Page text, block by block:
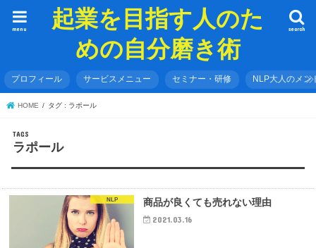
起業を目指す人のた
めの自分磨き術
search
menu
プロフィール サービスメニュー セミナー・研修 NLP大人のメン
HOME タグ : ラポール
ラポール
NLP 商品が良くても売れない理由
2021.03.16